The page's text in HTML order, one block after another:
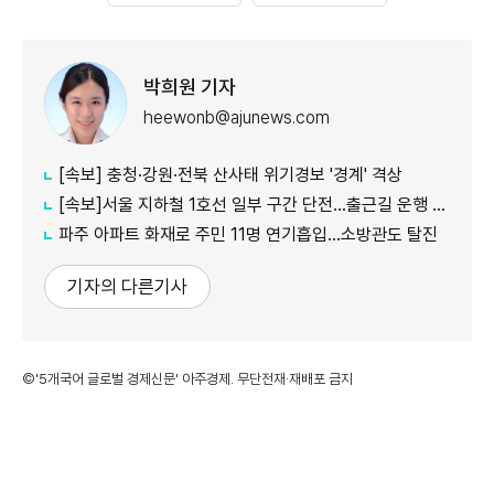
박희원 기자
heewonb@ajunews.com
[속보] 충청·강원·전북 산사태 위기경보 '경계' 격상
[속보]서울 지하철 1호선 일부 구간 단전…출근길 운행 지연
파주 아파트 화재로 주민 11명 연기흡입…소방관도 탈진
기자의 다른기사
©'5개국어 글로벌 경제신문' 아주경제. 무단전재·재배포 금지